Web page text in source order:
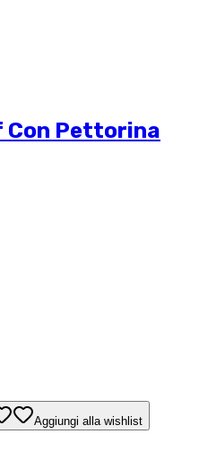
Con Pettorina
Aggiungi alla wishlist